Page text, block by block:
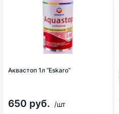
Аквастоп 1л ʺEskaroʺ
650 руб. /шт